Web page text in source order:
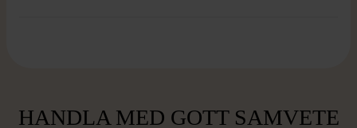
HANDLA MED GOTT SAMVETE